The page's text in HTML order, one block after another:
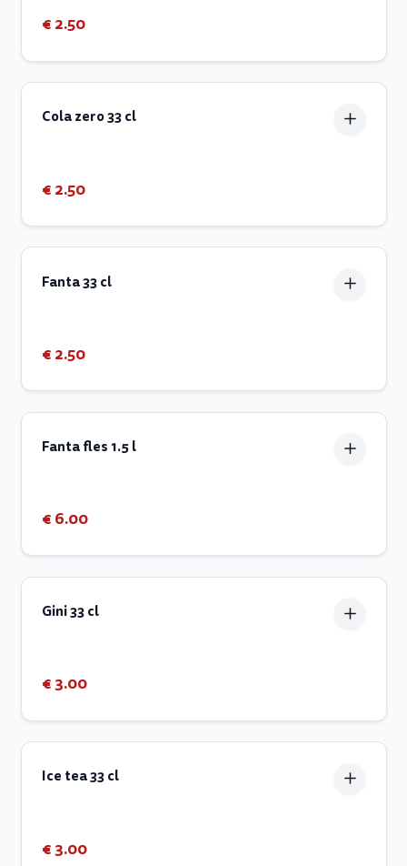
€ 2.50
Cola zero 33 cl
€ 2.50
Fanta 33 cl
€ 2.50
Fanta fles 1.5 l
€ 6.00
Gini 33 cl
€ 3.00
Ice tea 33 cl
€ 3.00